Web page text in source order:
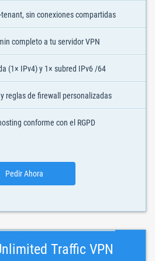
sin conexiones compartidas
completo a tu servidor VPN
(1× IPv4) y 1× subred IPv6 /64
reglas de firewall personalizadas
conforme con el RGPD
Pedir Ahora
Traffic VPN